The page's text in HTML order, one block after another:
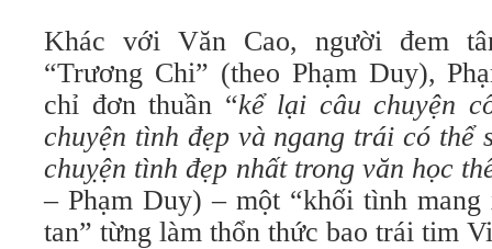
Khác với Văn Cao, người đem
“Trương Chi” (theo Phạm Duy),
chỉ đơn thuần “kể lại câu chuyện
chuyện tình đẹp và ngang trái có thể
chuỵện tình đẹp nhất trong văn học
– Phạm Duy) – một “khối tình mang
tan” từng làm thổn thức bao trái tim